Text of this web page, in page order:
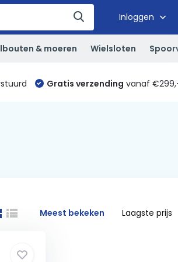
Inloggen
& moeren Wielsloten
Gratis verzending vanaf
Meest bekeken Laagste prijs